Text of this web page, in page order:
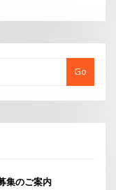
Go
集のご案内